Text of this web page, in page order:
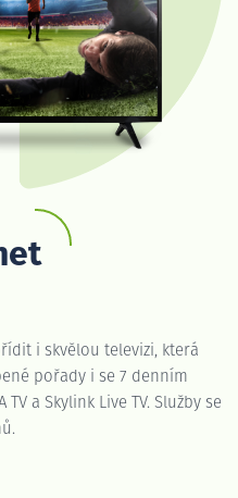
i skvělou televizi, která
pořady i se 7 denním
a Skylink Live TV. Služby se